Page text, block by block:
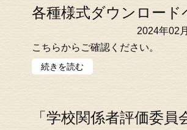
各種様式ダウンロード
2024年02
こちらからご確認ください。
続きを読む
「学校関係者評価委員